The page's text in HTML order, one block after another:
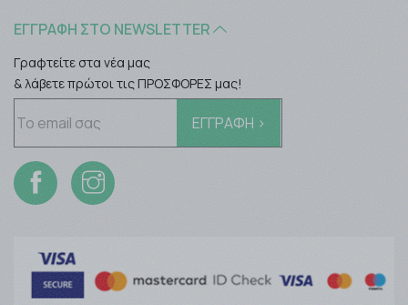
ΕΓΓΡΑΦΉ ΣΤΟ NEWSLETTER
Γραφτείτε στα νέα μας
& λάβετε πρώτοι τις ΠΡΟΣΦΟΡΕΣ μας!